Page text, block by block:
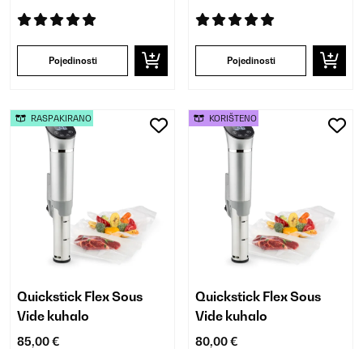
Pojedinosti Pojedinosti
Quickstick Flex Sous
Vide kuhalo
85,00 €
RASPAKIRANO
Quickstick Flex Sous
Vide kuhalo
80,00 €
KORIŠTENO